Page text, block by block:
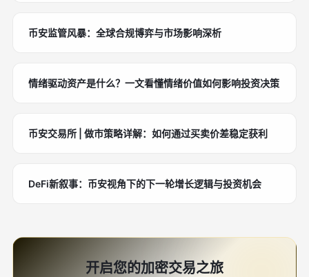
币安监管风暴：全球合规博弈与市场影响深析
情绪驱动资产是什么？一文看懂情绪价值如何影响投资决策
币安交易所 | 做市策略详解：如何通过买卖价差稳定获利
DeFi新叙事：币安视角下的下一轮增长逻辑与投资机会
开启您的加密交易之旅